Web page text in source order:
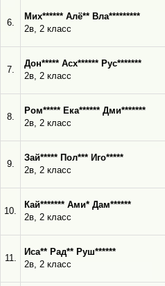
6.
Мих****** Алё** Вла*********
2в, 2 класс
7.
Дон***** Асх****** Рус*******
2в, 2 класс
8.
Ром***** Ека****** Дми*******
2в, 2 класс
9.
Зай***** Пол*** Иго*****
2в, 2 класс
10.
Кай******* Ами* Дам******
2в, 2 класс
11.
Иса** Рад** Руш******
2в, 2 класс